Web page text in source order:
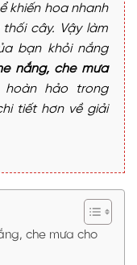
khiến hoa nhanh
cây. Vậy làm
bạn khỏi nắng
nắng, che mưa
hảo trong
tiết hơn về giải
che mưa cho